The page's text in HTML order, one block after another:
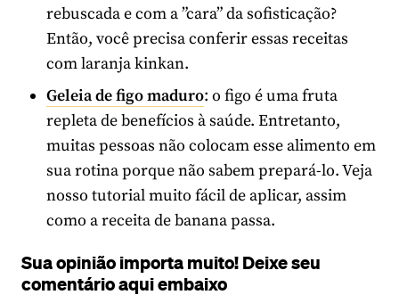
rebuscada e com a ”cara” da sofisticação?
Então, você precisa conferir essas receitas
com laranja kinkan.
Geleia de figo maduro: o figo é uma fruta
repleta de benefícios à saúde. Entretanto,
muitas pessoas não colocam esse alimento em
sua rotina porque não sabem prepará-lo. Veja
nosso tutorial muito fácil de aplicar, assim
como a receita de banana passa.
Sua opinião importa muito! Deixe seu
comentário aqui embaixo